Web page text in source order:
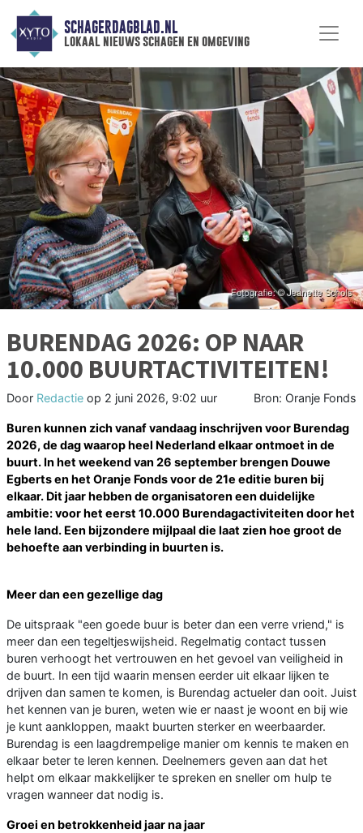
SCHAGERDAGBLAD.NL
lokaal nieuws schagen en omgeving
BURENDAG 2026: OP NAAR
10.000 BUURTACTIVITEITEN!
Door Redactie op 2 juni 2026, 9:02 uur Bron: Oranje Fonds
Buren kunnen zich vanaf vandaag inschrijven voor Burendag
2026, de dag waarop heel Nederland elkaar ontmoet in de
buurt. In het weekend van 26 september brengen Douwe
Egberts en het Oranje Fonds voor de 21e editie buren bij
elkaar. Dit jaar hebben de organisatoren een duidelijke
ambitie: voor het eerst 10.000 Burendagactiviteiten door het
hele land. Een bijzondere mijlpaal die laat zien hoe groot de
behoefte aan verbinding in buurten is.
Meer dan een gezellige dag
De uitspraak "een goede buur is beter dan een verre vriend," is
meer dan een tegeltjeswijsheid. Regelmatig contact tussen
buren verhoogt het vertrouwen en het gevoel van veiligheid in
de buurt. In een tijd waarin mensen eerder uit elkaar lijken te
drijven dan samen te komen, is Burendag actueler dan ooit. Juist
het kennen van je buren, weten wie er naast je woont en bij wie
je kunt aankloppen, maakt buurten sterker en weerbaarder.
Burendag is een laagdrempelige manier om kennis te maken en
elkaar beter te leren kennen. Deelnemers geven aan dat het
helpt om elkaar makkelijker te spreken en sneller om hulp te
vragen wanneer dat nodig is.
Groei en betrokkenheid jaar na jaar